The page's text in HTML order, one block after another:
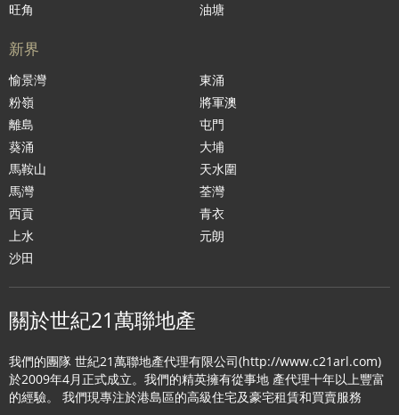
旺角
油塘
新界
愉景灣
粉嶺
離島
葵涌
馬鞍山
馬灣
西貢
上水
沙田
東涌
將軍澳
屯門
大埔
天水圍
荃灣
青衣
元朗
關於世紀21萬聯地產
我們的團隊 世紀21萬聯地產代理有限公司(http://www.c21arl.com)
於2009年4月正式成立。我們的精英擁有從事地 產代理十年以上豐富
的經驗。 我們現專注於港島區的高級住宅及豪宅租賃和買賣服務